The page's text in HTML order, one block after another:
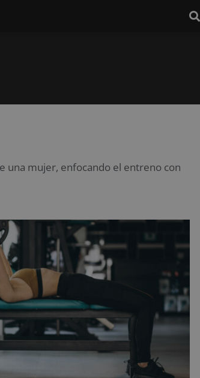
una mujer, enfocando el entreno con